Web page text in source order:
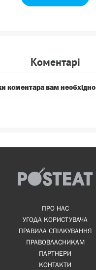
Коментарi
коментара вам необхiдно
ПРО НАС
УГОДА КОРИСТУВАЧА
ПРАВИЛА СПІЛКУВАННЯ
ПРАВОВЛАСНИКАМ
ПАРТНЕРИ
КОНТАКТИ